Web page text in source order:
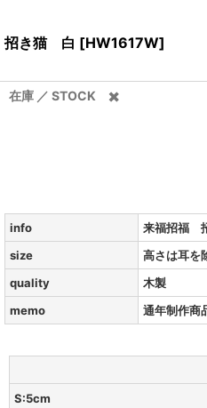
招き猫 白 [HW1617W]
在庫 ／ STOCK ✖️
info
来福招福
size
高さは耳を
quality
木製
memo
通年制作商
S:5cm